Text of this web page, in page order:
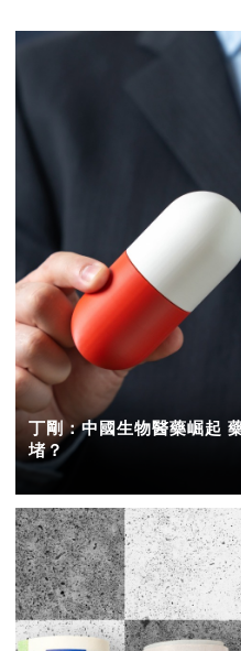
丁剛：中國生物醫藥崛起
堵？